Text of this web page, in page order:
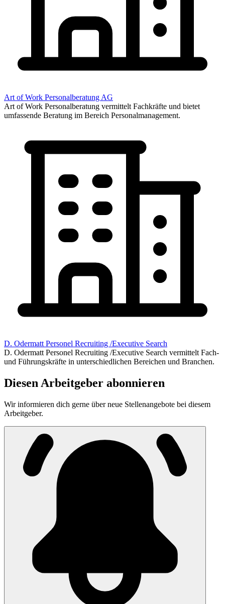
Art of Work Personalberatung AG
Art of Work Personalberatung vermittelt Fachkräfte und bietet
umfassende Beratung im Bereich Personalmanagement.
D. Odermatt Personel Recruiting /Executive Search
D. Odermatt Personel Recruiting /Executive Search vermittelt Fach-
und Führungskräfte in unterschiedlichen Bereichen und Branchen.
Diesen Arbeitgeber abonnieren
Wir informieren dich gerne über neue Stellenangebote bei diesem
Arbeitgeber.